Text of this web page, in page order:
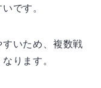
です。
いため、複数戦
ります。